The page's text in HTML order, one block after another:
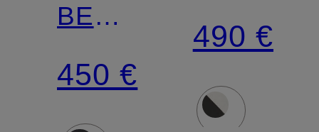
BE
RIGHT
BACK
450 €
OF
OFFICE
490 €